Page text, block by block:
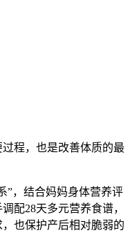
程，也是改善体质的最
”，结合妈妈身体营养评
配28天多元营养食谱，
也保护产后相对脆弱的